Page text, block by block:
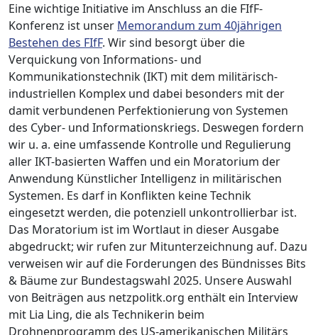
Eine wichtige Initiative im Anschluss an die FIfF-
Konferenz ist unser Memorandum zum 40jährigen
Bestehen des FIfF. Wir sind besorgt über die
Verquickung von Informations- und
Kommunikationstechnik (IKT) mit dem militärisch-
industriellen Komplex und dabei besonders mit der
damit verbundenen Perfektionierung von Systemen
des Cyber- und Informationskriegs. Deswegen fordern
wir u. a. eine umfassende Kontrolle und Regulierung
aller IKT-basierten Waffen und ein Moratorium der
Anwendung Künstlicher Intelligenz in militärischen
Systemen. Es darf in Konflikten keine Technik
eingesetzt werden, die potenziell unkontrollierbar ist.
Das Moratorium ist im Wortlaut in dieser Ausgabe
abgedruckt; wir rufen zur Mitunterzeichnung auf. Dazu
verweisen wir auf die Forderungen des Bündnisses Bits
& Bäume zur Bundestagswahl 2025. Unsere Auswahl
von Beiträgen aus netzpolitk.org enthält ein Interview
mit Lia Ling, die als Technikerin beim
Drohnenprogramm des US-amerikanischen Militärs